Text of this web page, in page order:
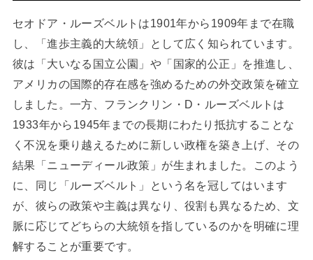
セオドア・ルーズベルトは1901年から1909年まで在職
し、「進歩主義的大統領」として広く知られています。
彼は「大いなる国立公園」や「国家的公正」を推進し、
アメリカの国際的存在感を強めるための外交政策を確立
しました。一方、フランクリン・D・ルーズベルトは
1933年から1945年までの長期にわたり抵抗することな
く不況を乗り越えるために新しい政権を築き上げ、その
結果「ニューディール政策」が生まれました。このよう
に、同じ「ルーズベルト」という名を冠してはいます
が、彼らの政策や主義は異なり、役割も異なるため、文
脈に応じてどちらの大統領を指しているのかを明確に理
解することが重要です。